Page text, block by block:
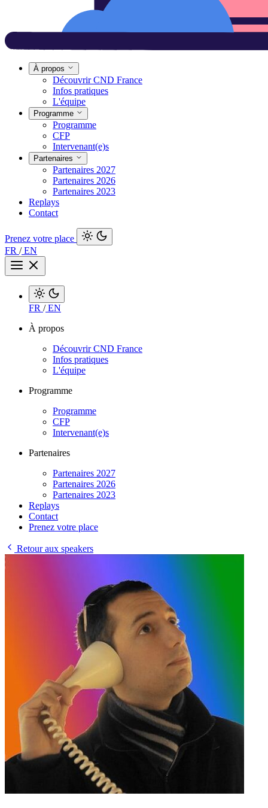
À propos
Découvrir CND France
Infos pratiques
L'équipe
Programme
Programme
CFP
Intervenant(e)s
Partenaires
Partenaires 2027
Partenaires 2026
Partenaires 2023
Replays
Contact
Prenez votre place
FR /EN
FR /EN
À propos
Découvrir CND France
Infos pratiques
L'équipe
Programme
Programme
CFP
Intervenant(e)s
Partenaires
Partenaires 2027
Partenaires 2026
Partenaires 2023
Replays
Contact
Prenez votre place
Retour aux speakers